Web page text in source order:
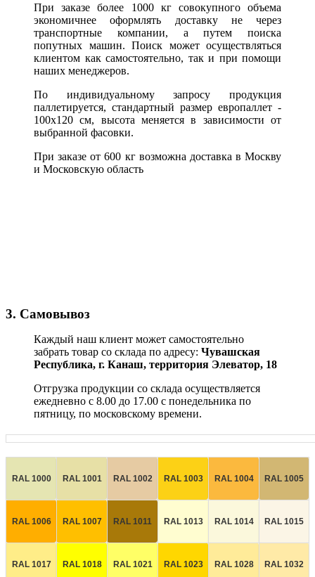
При заказе более 1000 кг совокупного объема
экономичнее оформлять доставку не через
транспортные компании, а путем поиска
попутных машин. Поиск может осуществляться
клиентом как самостоятельно, так и при помощи
наших менеджеров.
По индивидуальному запросу продукция
паллетируется, стандартный размер европаллет -
100х120 см, высота меняется в зависимости от
выбранной фасовки.
При заказе от 600 кг возможна доставка в Москву
и Московскую область
3. Самовывоз
Каждый наш клиент может самостоятельно
забрать товар со склада по адресу: Чувашская
Республика, г. Канаш, территория Элеватор, 18
Отгрузка продукции со склада осуществляется
ежедневно с 8.00 до 17.00 с понедельника по
пятницу, по московскому времени.
RAL 1000 RAL 1001 RAL 1002 RAL 1003 RAL 1004 RAL 1005
RAL 1006 RAL 1007 RAL 1011 RAL 1013 RAL 1014 RAL 1015
RAL 1017 RAL 1018 RAL 1021 RAL 1023 RAL 1028 RAL 1032